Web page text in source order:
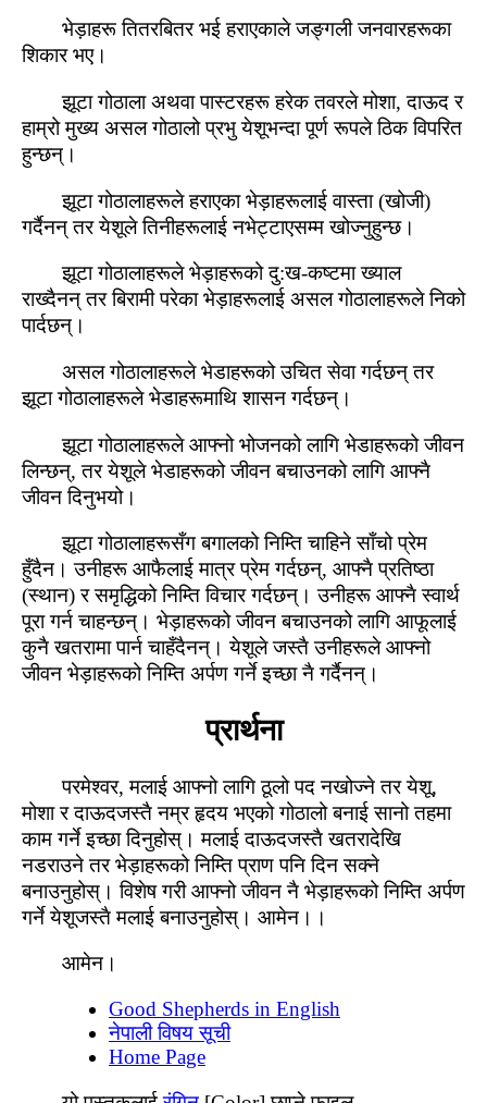
भेड़ाहरू तितरबितर भई हराएकाले जङ्गली जनवारहरूका
शिकार भए।
झूटा गोठाला अथवा पास्‍टरहरू हरेक तवरले मोशा, दाऊद र
हाम्रो मुख्‍य असल गोठालो प्रभु येशूभन्‍दा पूर्ण रूपले ठिक विपरित
हुन्‍छन्।
झूटा गोठालाहरूले हराएका भेड़ाहरूलाई वास्‍ता (खोजी)
गर्दैनन् तर येशूले तिनीहरूलाई नभेट्टाएसम्‍म खोज्नुहुन्‍छ।
झूटा गोठालाहरूले भेड़ाहरूको दु:ख-कष्‍टमा ख्‍याल
राख्‍दैनन् तर बिरामी परेका भेड़ाहरूलाई असल गोठालाहरूले निको
पार्दछन्।
असल गोठालाहरूले भेडाहरूको उचित सेवा गर्दछन् तर
झूटा गोठालाहरूले भेडाहरूमाथि शासन गर्दछन्।
झूटा गोठालाहरूले आफ्‍नो भोजनको लागि भेडाहरूको जीवन
लिन्‍छन्, तर येशूले भेडाहरूको जीवन बचाउनको लागि आफ्‍नै
जीवन दिनुभयो।
झूटा गोठालाहरूसँग बगालको निम्‍ति चाहिने साँचो प्रेम
हुँदैन। उनीहरू आफैलाई मात्र प्रेम गर्दछन्, आफ्‍नै प्रतिष्‍ठा
(स्‍थान) र समृद्धिको निम्‍ति विचार गर्दछन्। उनीहरू आफ्‍नै स्‍वार्थ
पूरा गर्न चाहन्‍छन्। भेड़ाहरूको जीवन बचाउनको लागि आफूलाई
कुनै खतरामा पार्न चाहँदैनन्। येशूले जस्‍तै उनीहरूले आफ्‍नो
जीवन भेड़ाहरूको निम्‍ति अर्पण गर्ने इच्‍छा नै गर्दैनन्।
प्रार्थना
परमेश्‍वर, मलाई आफ्‍नो लागि ठूलो पद नखोज्‍ने तर येशू,
मोशा र दाऊदजस्‍तै नम्र हृदय भएको गोठालो बनाई सानो तहमा
काम गर्ने इच्‍छा दिनुहोस्। मलाई दाऊदजस्‍तै खतरादेखि
नडराउने तर भेड़ाहरूको निम्‍ति प्राण पनि दिन सक्‍ने
बनाउनुहोस्। विशेष गरी आफ्‍नो जीवन नै भेड़ाहरूको निम्‍ति अर्पण
गर्ने येशूजस्‍तै मलाई बनाउनुहोस्। आमेन।।
आमेन।
Good Shepherds in English
नेपाली विषय सूची
Home Page